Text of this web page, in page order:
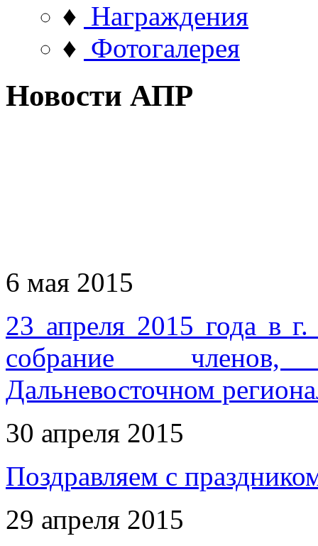
♦ Награждения
♦ Фотогалерея
Новости АПР
6 мая 2015
23 апреля 2015 года в
собрание членов,
Дальневосточном
30 апреля 2015
Поздравляем с
29 апреля 2015